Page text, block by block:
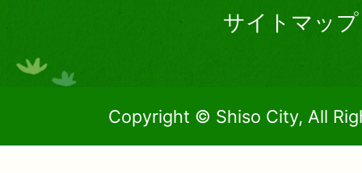
サイトマップ
Copyright © Shiso City, All